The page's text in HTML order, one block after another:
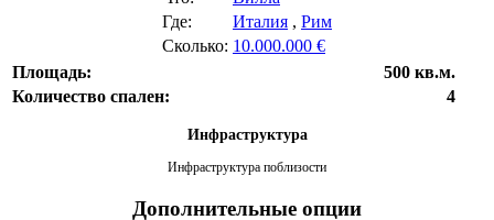
Где:
Италия , Рим
Сколько: 10.000.000 €
Площадь:
500 кв.м.
Количество спален:
4
Инфраструктура
Инфраструктура поблизости
Дополнительные опции